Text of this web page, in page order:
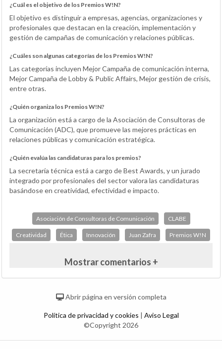
¿Cuál es el objetivo de los Premios W!N?
El objetivo es distinguir a empresas, agencias, organizaciones y
profesionales que destacan en la creación, implementación y
gestión de campañas de comunicación y relaciones públicas.
¿Cuáles son algunas categorías de los Premios W!N?
Las categorías incluyen Mejor Campaña de comunicación interna,
Mejor Campaña de Lobby & Public Affairs, Mejor gestión de crisis,
entre otras.
¿Quién organiza los Premios W!N?
La organización está a cargo de la Asociación de Consultoras de
Comunicación (ADC), que promueve las mejores prácticas en
relaciones públicas y comunicación estratégica.
¿Quién evalúa las candidaturas para los premios?
La secretaría técnica está a cargo de Best Awards, y un jurado
integrado por profesionales del sector valora las candidaturas
basándose en creatividad, efectividad e impacto.
Asociación de Consultoras de Comunicación CLABE
Creatividad Ética Innovación Juan Zafra Premios W!N
Mostrar comentarios +
Abrir página en versión completa
Política de privacidad y cookies | Aviso Legal
©Copyright 2026